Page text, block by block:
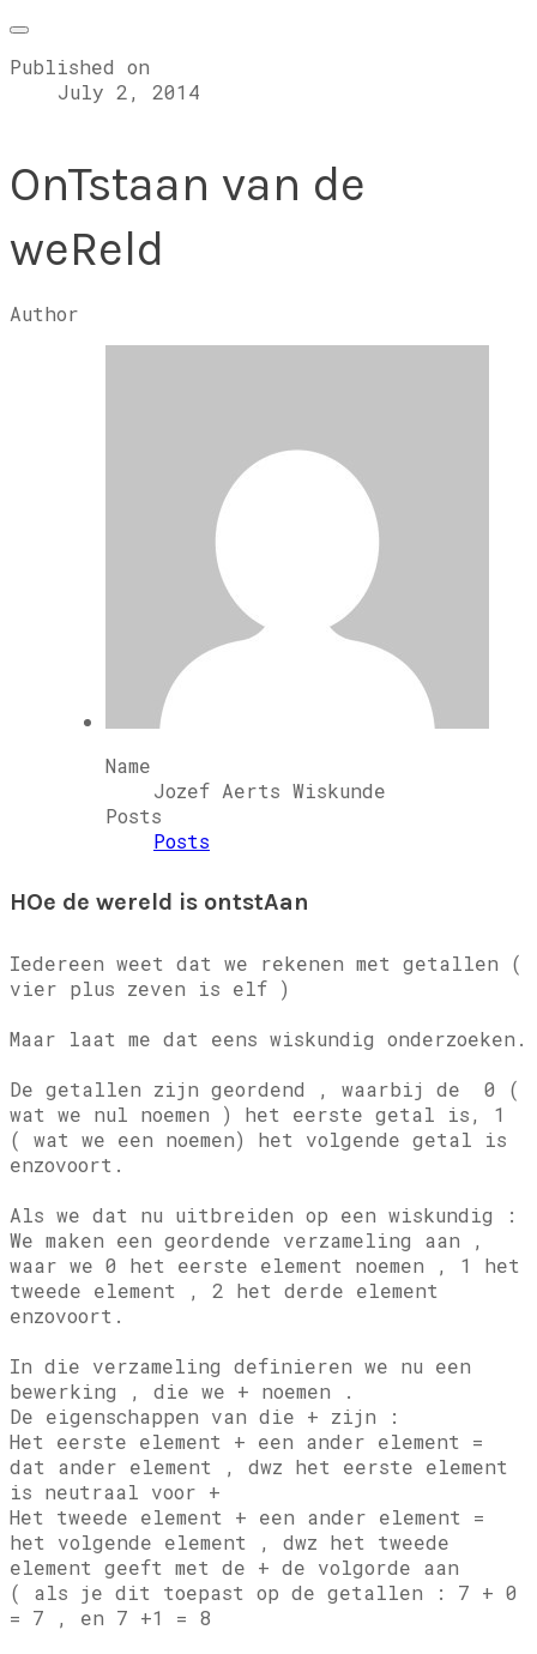
Published on
July 2, 2014
OnTstaan van de
weReld
Author
Name
Jozef Aerts Wiskunde
Posts
Posts
HOe de wereld is ontstAan
Iedereen weet dat we rekenen met getallen (
vier plus zeven is elf )
Maar laat me dat eens wiskundig onderzoeken.
De getallen zijn geordend , waarbij de 0 (
wat we nul noemen ) het eerste getal is, 1
( wat we een noemen) het volgende getal is
enzovoort.
Als we dat nu uitbreiden op een wiskundig :
We maken een geordende verzameling aan ,
waar we 0 het eerste element noemen , 1 het
tweede element , 2 het derde element
enzovoort.
In die verzameling definieren we nu een
bewerking , die we + noemen .
De eigenschappen van die + zijn :
Het eerste element + een ander element =
dat ander element , dwz het eerste element
is neutraal voor +
Het tweede element + een ander element =
het volgende element , dwz het tweede
element geeft met de + de volgorde aan
( als je dit toepast op de getallen : 7 + 0
= 7 , en 7 +1 = 8